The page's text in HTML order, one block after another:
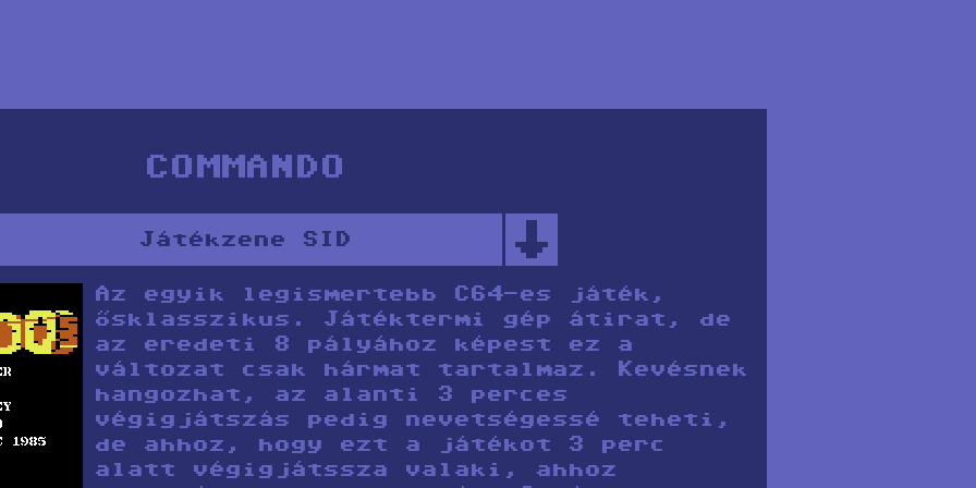
COMMANDO
↑
Játékzene SID
Az egyik legismertebb C64-es játék,
ősklasszikus. Játéktermi gép átirat, de
az eredeti 8 pályához képest ez a
változat csak hármat tartalmaz. Kevésnek
hangozhat, az alanti 3 perces
végigjátszás pedig nevetségessé teheti,
de ahhoz, hogy ezt a játékot 3 perc
alatt végigjátssza valaki, ahhoz